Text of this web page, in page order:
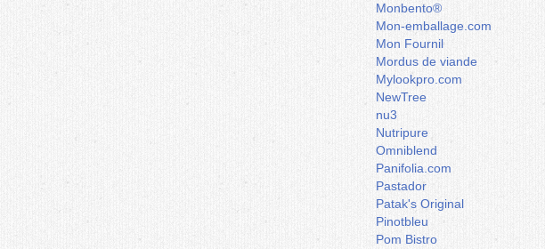
Monbento®
Mon-emballage.com
Mon Fournil
Mordus de viande
Mylookpro.com
NewTree
nu3
Nutripure
Omniblend
Panifolia.com
Pastador
Patak's Original
Pinotbleu
Pom Bistro